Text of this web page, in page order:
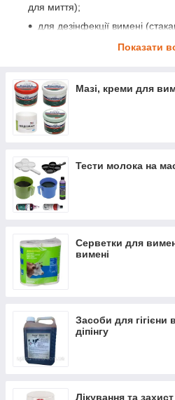
для миття);
для дезінфекції вимені
спреї, штифти соскові,
для захисту вимені від
(спеціальна захисна сітка-кокон);
для раннього виявлення
попереднього здоювання).
пристрої для видалення
Рекомендації по догляду
Показати
Мазі, креми для
Тести молока на
Серветки для
вимені
Засоби для гігієни
діпінгу
Лікування та